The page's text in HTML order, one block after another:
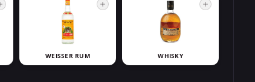
WEISSER RUM WHISKY